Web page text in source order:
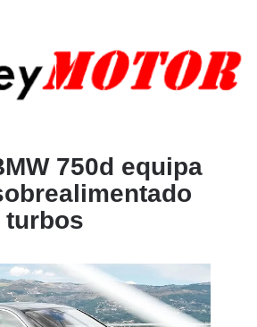
750d equipa
turbos